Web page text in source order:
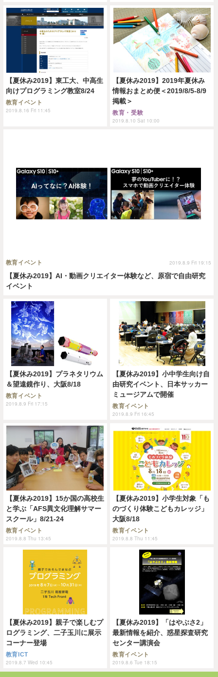
【夏休み2019】東工大、中高生
向けプログラミング教室8/24
教育イベント
2019.8.16 Fri 11:45
【夏休み2019】2019年夏休み
情報おまとめ便＜2019/8/5-8/9
掲載＞
教育・受験
2019.8.10 Sat 10:00
【夏休み2019】AI・動画クリエイター体験など、原宿で自由研究
イベント
教育イベント 2019.8.9 Fri 19:15
【夏休み2019】プラネタリウム
＆望遠鏡作り、大阪8/18
教育イベント
2019.8.9 Fri 17:15
【夏休み2019】小中学生向け自
由研究イベント、日本サッカー
ミュージアムで開催
教育イベント
2019.8.9 Fri 16:45
【夏休み2019】15か国の高校生
と学ぶ「AFS異文化理解サマー
スクール」8/21-24
教育イベント
2019.8.8 Thu 13:45
【夏休み2019】小学生対象「も
のづくり体験こどもカレッジ」
大阪8/18
教育イベント
2019.8.8 Thu 11:45
【夏休み2019】親子で楽しむプ
ログラミング、二子玉川に展示
コーナー登場
教育ICT
2019.8.7 Wed 10:45
【夏休み2019】「はやぶさ2」
最新情報を紹介、惑星探査研究
センター講演会
教育イベント
2019.8.6 Tue 18:15